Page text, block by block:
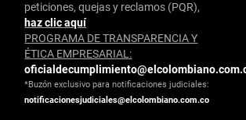
peticiones, quejas y reclamos (PQR),
haz clic aquí
PROGRAMA DE TRANSPARENCIA Y
ÉTICA EMPRESARIAL:
*Buzón exclusivo para notificaciones judiciales:
notificacionesjudiciales@elcolombiano.com.co